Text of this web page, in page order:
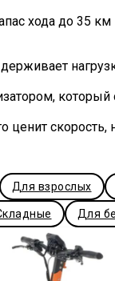
хода до 35
ценит
Для взрослых
Для